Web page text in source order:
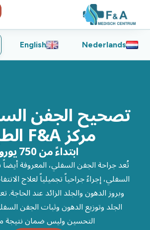
Nederlands
English
تصحيح الجفن
مركز F&A الطبيابتداءً من 750 يورو
تُعد جراحة الجفن السفلي، المعروفة
السفلي، إجراءً جراحياً تجميلياً لعلاج
وبروز الدهون والجلد الزائد عند
الجلد وتوزيع الدهون وثبات الجفن
التحسين وليس ضمان نتيجة